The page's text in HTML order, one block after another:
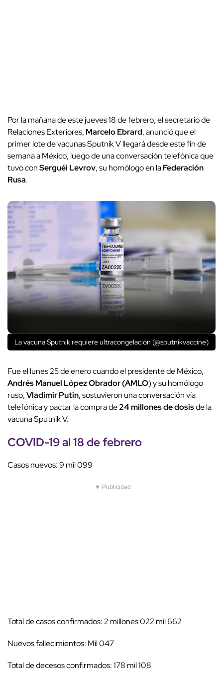
Por la mañana de este jueves 18 de febrero, el secretario de
Relaciones Exteriores, Marcelo Ebrard, anunció que el
primer lote de vacunas Sputnik V llegará desde este fin de
semana a México, luego de una conversación telefónica que
tuvo conSerguéi Levrov, su homólogo en laFederación
Rusa.
La vacuna Sputnik requiere ultracongelación (@sputnikvaccine)
Fue el lunes 25 de enero cuando el presidente de México,
Andrés Manuel López Obrador (AMLO) y su homólogo
ruso,Vladimir Putin, sostuvieron una conversación vía
telefónica y pactar la compra de24 millones de dosisde la
vacuna Sputnik V.
COVID-19 al 18 de febrero
Casos nuevos: 9 mil 099
▼ Publicidad
Total de casos confirmados: 2 millones 022 mil 662
Nuevos fallecimientos: Mil 047
Total de decesos confirmados: 178 mil 108